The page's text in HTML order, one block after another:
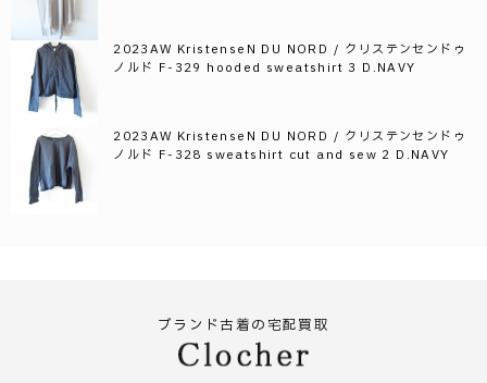
2023AW KristenseN DU NORD / クリステンセンドゥ
ノルド F-329 hooded sweatshirt 3 D.NAVY
2023AW KristenseN DU NORD / クリステンセンドゥ
ノルド F-328 sweatshirt cut and sew 2 D.NAVY
ブランド古着の宅配買取